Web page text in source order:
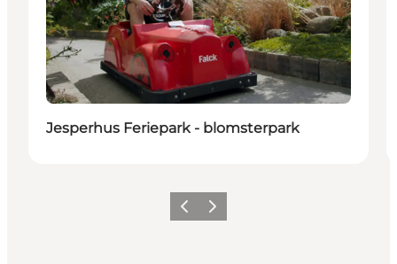
Jesperhus Feriepark - blomsterpark
Forrige billede
Næste billede